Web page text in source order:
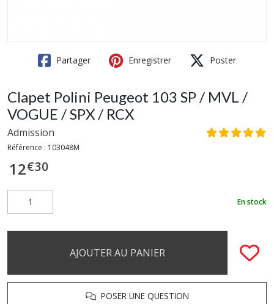
Partager Enregistrer Poster
Clapet Polini Peugeot 103 SP / MVL /
VOGUE / SPX / RCX
Admission
Référence : 103048M
12€30
En stock
AJOUTER AU PANIER
POSER UNE QUESTION